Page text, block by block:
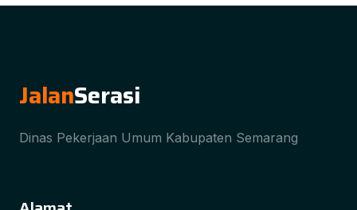
JalanSerasi
Dinas Pekerjaan Umum Kabupaten Semarang